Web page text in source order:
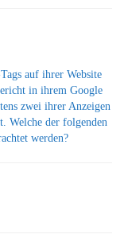
auf ihrer Website
in ihrem Google
zwei ihrer Anzeigen
Welche der folgenden
werden?